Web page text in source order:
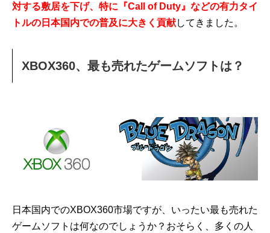
対する敷居を下げ、特に『Call of Duty』などの有力タイ
トルの日本国内での普及に大きく貢献してきました。
XBOX360、最も売れたゲームソフトは？
日本国内でのXBOX360市場ですが、いったい最も売れた
ゲームソフトは何なのでしょうか？おそらく、多くの人